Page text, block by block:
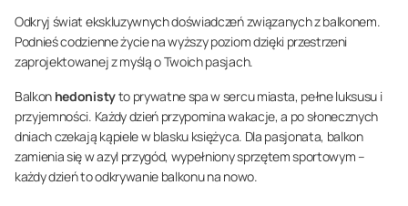
Odkryj świat ekskluzywnych doświadczeń związanych z balkonem.
Podnieś codzienne życie na wyższy poziom dzięki przestrzeni
zaprojektowanej z myślą o Twoich pasjach.
Balkon hedonistyto prywatne spa w sercu miasta, pełne luksusu i
przyjemności. Każdy dzień przypomina wakacje, a po słonecznych
dniach czekają kąpiele w blasku księżyca. Dla pasjonata, balkon
zamienia się w azyl przygód, wypełniony sprzętem sportowym –
każdy dzień to odkrywanie balkonu na nowo.